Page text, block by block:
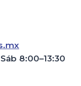
8:00–13:30